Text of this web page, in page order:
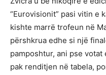
“Eurovisionit” pasi vitin e
kishte marrë trofeun në
përshkrua edhe si një
pamposhtur, ani pse
pak renditjen në tabela,